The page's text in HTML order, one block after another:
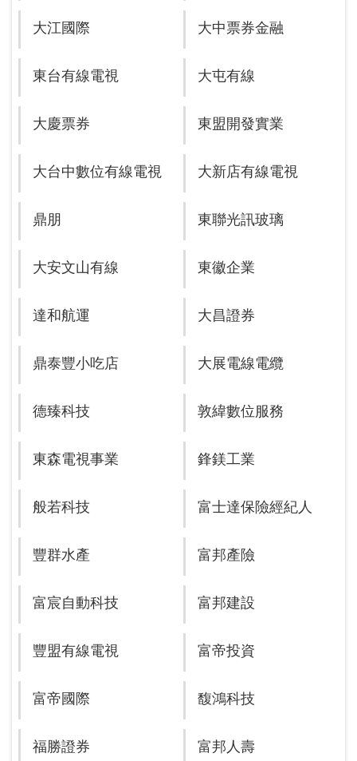
大江國際 大中票券金融
東台有線電視 大屯有線
大慶票券 東盟開發實業
大台中數位有線電視 大新店有線電視
鼎朋 東聯光訊玻璃
大安文山有線 東徽企業
達和航運 大昌證券
鼎泰豐小吃店 大展電線電纜
德臻科技 敦緯數位服務
東森電視事業 鋒鎂工業
般若科技 富士達保險經紀人
豐群水產 富邦產險
富宸自動科技 富邦建設
豐盟有線電視 富帝投資
富帝國際 馥鴻科技
福勝證券 富邦人壽